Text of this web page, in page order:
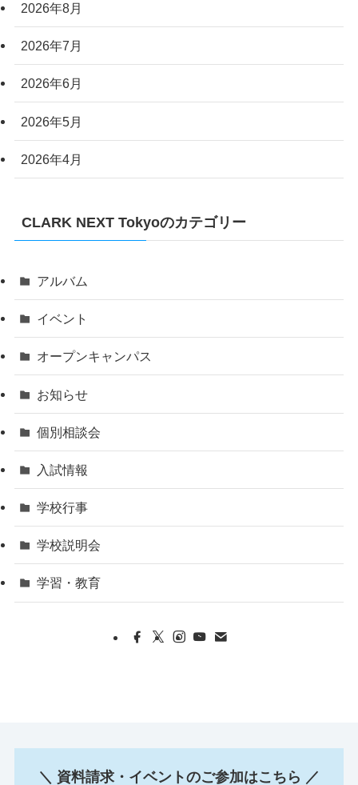
2026年8月
2026年7月
2026年6月
2026年5月
2026年4月
CLARK NEXT Tokyoのカテゴリー
アルバム
イベント
オープンキャンパス
お知らせ
個別相談会
入試情報
学校行事
学校説明会
学習・教育
＼ 資料請求・イベントのご参加はこちら ／